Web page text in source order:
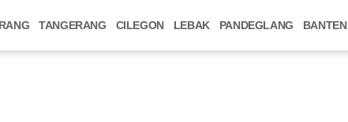
TANGERANG CILEGON LEBAK PANDEGLANG BANTEN